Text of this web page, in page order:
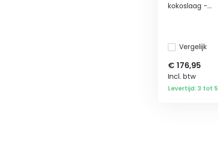
kokoslaag -...
Vergelijk
€ 176,95
Incl. btw
Levertijd: 3 tot